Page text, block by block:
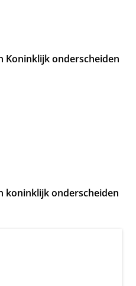
Koninklijk onderscheiden
koninklijk onderscheiden